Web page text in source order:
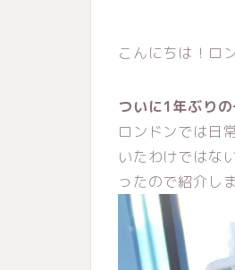
こんにちは！ロ
ついに1年ぶりの
ロンドンでは日
いたわけではな
ったので紹介し